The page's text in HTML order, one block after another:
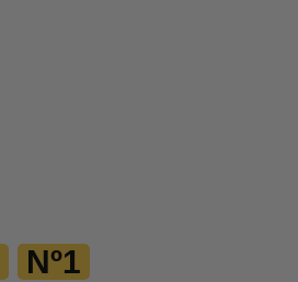
Nº1